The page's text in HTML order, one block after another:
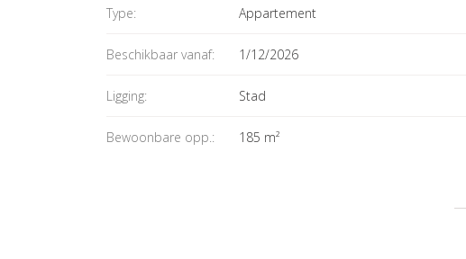
Type: Appartement
Beschikbaar vanaf: 1/12/2026
Ligging: Stad
Bewoonbare opp.: 185 m²